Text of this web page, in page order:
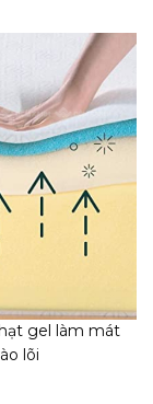
gel làm mát
lõi